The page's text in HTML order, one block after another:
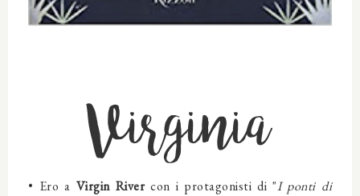
Virginia
• Eroa Virgin Rivercon i protagonisti di "I ponti di